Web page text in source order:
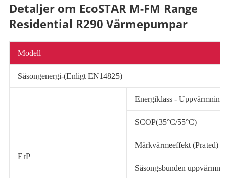
Detaljer om EcoSTAR M-FM Range
Residential R290 Värmepumpar
Modell
Säsongenergi-(Enligt EN14825)
ErP
Energiklass - Uppvärmning
SCOP(35°C/55°C)
Märkvärmeeffekt (Prated)
Säsongsbunden